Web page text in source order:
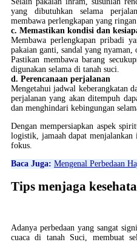
yang dibutuhkan selama
membawa perlengkapan yang
c. Memastikan kondisi dan
Membawa perlengkapan pribadi
pakaian ganti, sandal yang
Pastikan membawa barang
digunakan selama di tanah suci.
d. Perencanaan perjalanan
Mengetahui jadwal keberangkatan
perjalanan yang akan ditempuh
dan menghindari kebingungan
Dengan mempersiapkan aspek
logistik, jamaah dapat menjalankan
fokus.
Baca Juga: Mengenal Perbedaan
Tips menjaga
Adanya perbedaan yang sangat
cuaca di tanah Suci, membuat